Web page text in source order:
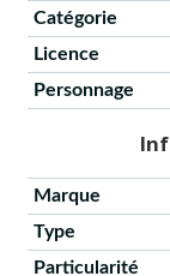
Catégorie
Licence
Personnage
Marque
Type
Particularité